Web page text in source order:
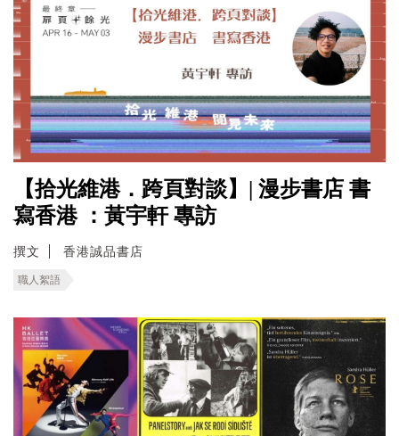
【拾光維港．跨頁對談】| 漫步書店 書
寫香港 ：黃宇軒 專訪
撰文 香港誠品書店
職人絮語